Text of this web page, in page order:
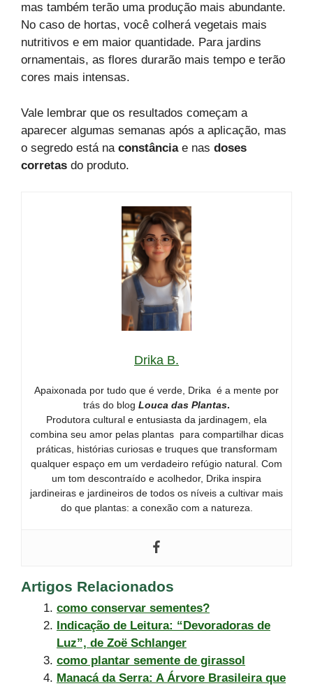
mas também terão uma produção mais abundante.
No caso de hortas, você colherá vegetais mais
nutritivos e em maior quantidade. Para jardins
ornamentais, as flores durarão mais tempo e terão
cores mais intensas.
Vale lembrar que os resultados começam a
aparecer algumas semanas após a aplicação, mas
o segredo está na constânciae nas doses
corretas do produto.
Drika B.
Apaixonada por tudo que é verde, Drika é a mente por
trás do blog Louca das Plantas.
Produtora cultural e entusiasta da jardinagem, ela
combina seu amor pelas plantas para compartilhar dicas
práticas, histórias curiosas e truques que transformam
qualquer espaço em um verdadeiro refúgio natural. Com
um tom descontraído e acolhedor, Drika inspira
jardineiras e jardineiros de todos os níveis a cultivar mais
do que plantas: a conexão com a natureza.
Artigos Relacionados
como conservar sementes?
Indicação de Leitura: “Devoradoras de
Luz”, de Zoë Schlanger
como plantar semente de girassol
Manacá da Serra: A Árvore Brasileira que